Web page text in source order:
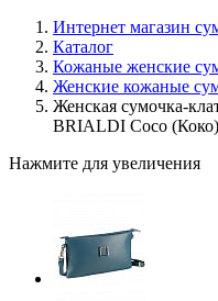
Интернет магазин
Каталог
Кожаные женские
Женские кожаные
Женская сумочка-
BRIALDI Coco
Нажмите для увеличения